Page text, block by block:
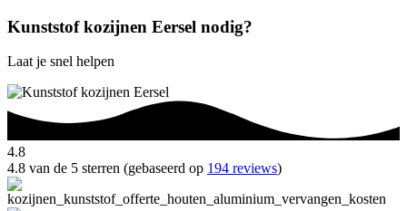
Kunststof kozijnen Eersel nodig?
Laat je snel helpen
4.8
4.8 van de 5 sterren (gebaseerd op 194 reviews)